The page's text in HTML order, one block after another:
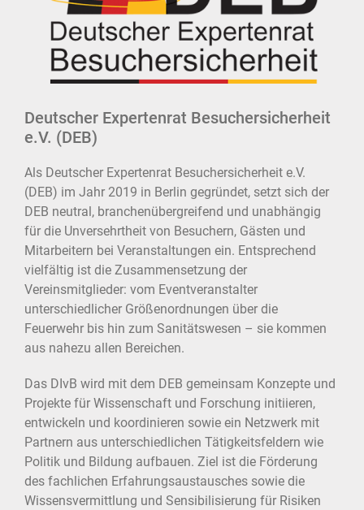
Deutscher Expertenrat Besuchersicherheit
e.V. (DEB)
Als Deutscher Expertenrat Besuchersicherheit e.V.
(DEB) im Jahr 2019 in Berlin gegründet, setzt sich der
DEB neutral, branchenübergreifend und unabhängig
für die Unversehrtheit von Besuchern, Gästen und
Mitarbeitern bei Veranstaltungen ein. Entsprechend
vielfältig ist die Zusammensetzung der
Vereinsmitglieder: vom Eventveranstalter
unterschiedlicher Größenordnungen über die
Feuerwehr bis hin zum Sanitätswesen – sie kommen
aus nahezu allen Bereichen.
Das DIvB wird mit dem DEB gemeinsam Konzepte und
Projekte für Wissenschaft und Forschung initiieren,
entwickeln und koordinieren sowie ein Netzwerk mit
Partnern aus unterschiedlichen Tätigkeitsfeldern wie
Politik und Bildung aufbauen. Ziel ist die Förderung
des fachlichen Erfahrungsaustausches sowie die
Wissensvermittlung und Sensibilisierung für Risiken